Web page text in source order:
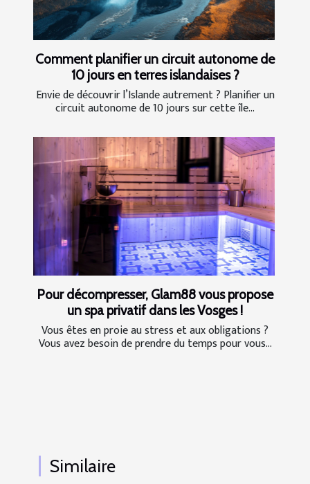
Comment planifier un circuit autonome de
10 jours en terres islandaises ?
Envie de découvrir l’Islande autrement ? Planifier un
circuit autonome de 10 jours sur cette île...
Pour décompresser, Glam88 vous propose
un spa privatif dans les Vosges !
Vous êtes en proie au stress et aux obligations ?
Vous avez besoin de prendre du temps pour vous...
Similaire